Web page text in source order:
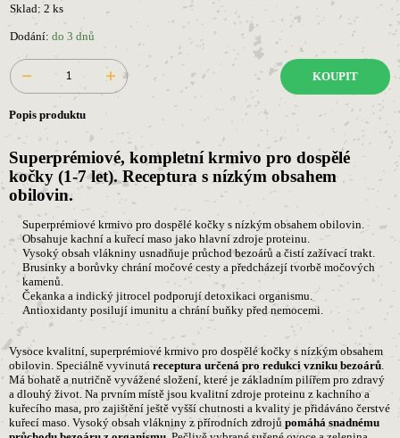
Sklad: 2 ks
Dodání: do 3 dnů
KOUPIT
Popis produktu
Superprémiové, kompletní krmivo pro dospělé
kočky (1-7 let). Receptura s nízkým obsahem
obilovin.
Superprémiové krmivo pro dospělé kočky s nízkým obsahem obilovin.
Obsahuje kachní a kuřecí maso jako hlavní zdroje proteinu.
Vysoký obsah vlákniny usnadňuje průchod bezoárů a čistí zažívací trakt.
Brusinky a borůvky chrání močové cesty a předcházejí tvorbě močových
kamenů.
Čekanka a indický jitrocel podporují detoxikaci organismu.
Antioxidanty posilují imunitu a chrání buňky před nemocemi.
Vysoce kvalitní, superprémiové krmivo pro dospělé kočky s nízkým obsahem
obilovin. Speciálně vyvinutá receptura určená pro redukci vzniku bezoárů.
Má bohatě a nutričně vyvážené složení, které je základním pilířem pro zdravý
a dlouhý život. Na prvním místě jsou kvalitní zdroje proteinu z kachního a
kuřecího masa, pro zajištění ještě vyšší chutnosti a kvality je přidáváno čerstvé
kuřecí maso. Vysoký obsah vlákniny z přírodních zdrojů pomáhá snadnému